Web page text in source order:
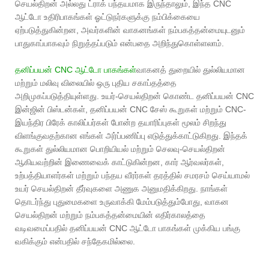
செயல்திறன் அல்லது ட்ராக் பந்தயமாக இருந்தாலும், இந்த CNC
ஆட்டோ உதிரிபாகங்கள் ஓட்டுநர்களுக்கு நம்பிக்கையை
ஏற்படுத்துகின்றன, அவர்களின் வாகனங்கள் நம்பகத்தன்மையுடனும்
பாதுகாப்பாகவும் நிறுத்தப்படும் என்பதை அறிந்துகொள்ளலாம்.
தனிப்பயன் CNC ஆட்டோ பாகங்கள்வாகனத் துறையில் துல்லியமான
மற்றும் மலிவு விலையில் ஒரு புதிய சகாப்தத்தை
அறிமுகப்படுத்தியுள்ளது. உயர்-செயல்திறன் கொண்ட தனிப்பயன் CNC
இன்ஜின் பிஸ்டன்கள், தனிப்பயன் CNC சேஸ் கூறுகள் மற்றும் CNC-
இயந்திர பிரேக் காலிப்பர்கள் போன்ற தயாரிப்புகள் மூலம் சிறந்து
விளங்குவதற்கான எங்கள் அர்ப்பணிப்பு எடுத்துக்காட்டுகிறது. இந்தக்
கூறுகள் துல்லியமான பொறியியல் மற்றும் செலவு-செயல்திறன்
ஆகியவற்றின் இணைவைக் காட்டுகின்றன, கார் ஆர்வலர்கள்,
உற்பத்தியாளர்கள் மற்றும் பந்தய வீரர்கள் தரத்தில் சமரசம் செய்யாமல்
உயர் செயல்திறன் தீர்வுகளை அணுக அனுமதிக்கிறது. நாங்கள்
தொடர்ந்து புதுமைகளை உருவாக்கி மேம்படுத்தும்போது, ​​வாகன
செயல்திறன் மற்றும் நம்பகத்தன்மையின் எதிர்காலத்தை
வடிவமைப்பதில் தனிப்பயன் CNC ஆட்டோ பாகங்கள் முக்கிய பங்கு
வகிக்கும் என்பதில் சந்தேகமில்லை.